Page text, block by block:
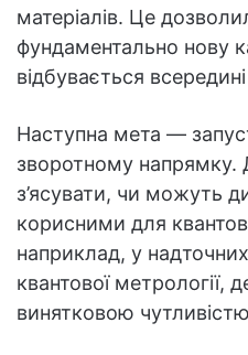
матеріалів. Це
фундаментально нову
відбувається
Наступна мета —
зворотному напрямку.
з’ясувати, чи можуть
корисними для
наприклад, у
квантової метрології,
винятковою